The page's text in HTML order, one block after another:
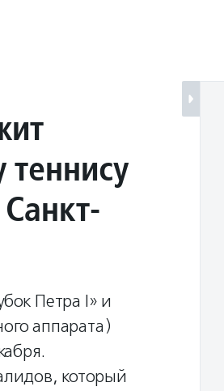
Петра I» и
аппарата)
который